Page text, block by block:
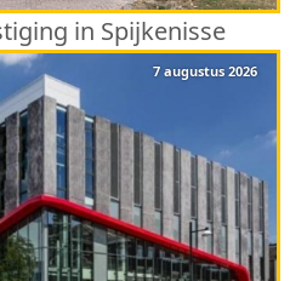
in Spijkenisse
7 augustus 2026